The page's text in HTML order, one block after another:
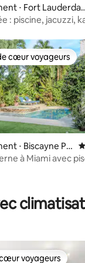
⋅ Fort Lauderdal
: piscine, jacuzzi,
base de 141
cœur voyageurs les
cœur voyageurs
⋅ Biscayne Pa
à Miami avec
voyageurs